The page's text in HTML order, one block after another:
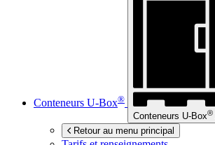
Conteneurs U-Box®
Conteneurs U-Box®
Retour au menu principal